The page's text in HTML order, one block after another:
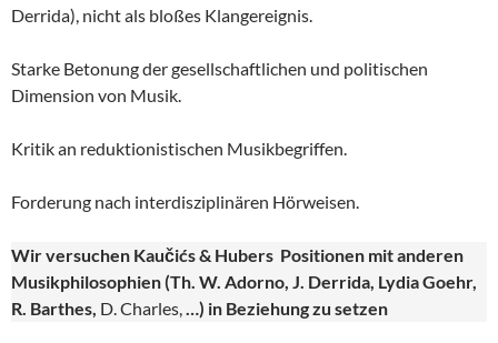
Derrida), nicht als bloßes Klangereignis.
Starke Betonung der gesellschaftlichen und politischen
Dimension von Musik.
Kritik an reduktionistischen Musikbegriffen.
Forderung nach interdisziplinären Hörweisen.
Wir versuchen Kaučićs & Hubers Positionen mit anderen
Musikphilosophien (Th. W. Adorno, J. Derrida, Lydia Goehr,
R. Barthes, D. Charles,…) in Beziehung zu setzen